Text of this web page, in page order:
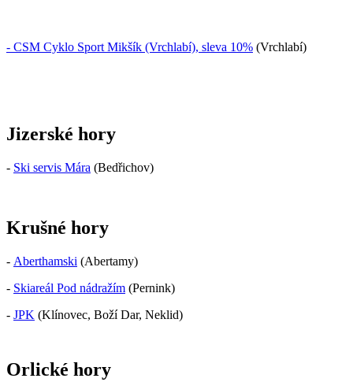
- CSM Cyklo Sport Mikšík (Vrchlabí), sleva 10% (Vrchlabí)
Jizerské hory
- Ski servis Mára (Bedřichov)
Krušné hory
- Aberthamski (Abertamy)
- Skiareál Pod nádražím (Pernink)
- JPK (Klínovec, Boží Dar, Neklid)
Orlické hory